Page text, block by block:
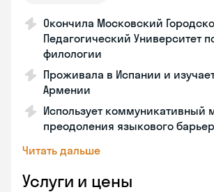
Окончила Московский
Педагогический Университет
филологии
Проживала в Испании и
Армении
Использует коммуникативный
преодоления языкового
Читать дальше
Услуги и цены